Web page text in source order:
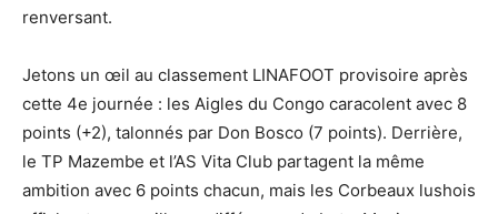
renversant.
Jetons un œil au classement LINAFOOT provisoire après
cette 4e journée : les Aigles du Congo caracolent avec 8
points (+2), talonnés par Don Bosco (7 points). Derrière,
le TP Mazembe et l’AS Vita Club partagent la même
ambition avec 6 points chacun, mais les Corbeaux lushois